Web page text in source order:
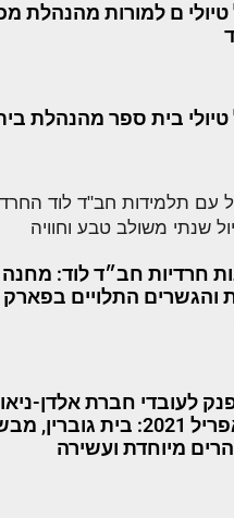
ם למורות מהנהלת
בית ספר מהנהלת
חרדיות חב״ד לוד: מחנה
והגשרים התלויים
לעובדי חברת אלדן-
בעמק האלה, אפריל 2021: בית
מיוחדת ועשירה